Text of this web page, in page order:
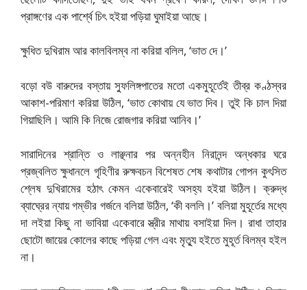
প্রাঙ্গণের এক পার্শ্বে চিৎ হইয়া পড়িয়া ঘুমাইয়া আছে।
ক্ষুধিত দুখিরাম আর কালবিলম্ব না করিয়া বলিল, ‘ভাত দে।’
বড়ো বউ বারুদের বস্তায় স্ফুলিঙ্গপাতের মতো একমুহূর্তেই তীব্র কণ্ঠস্বর
আকাশ-পরিমাণ করিয়া উঠিল, ‘ভাত কোথায় যে ভাত দিব। তুই কি চাল দিয়া
গিয়াছিলি। আমি কি নিজে রোজগার করিয়া আনিব।’
সারাদিনের শ্রান্তি ও লাঞ্ছনার পর অন্নহীন নিরানন্দ অন্ধকার ঘরে
প্রজ্বলিত ক্ষুধানলে গৃহিণীর রুক্ষবচন বিশেষত শেষ কথাটার গোপন কুৎসিত
শ্লেষ দুখিরামের হঠাৎ কেমন একেবারেই অসহ্য হইয়া উঠিল। ক্রুদ্ধ
ব্যাঘ্রের ন্যায় গম্ভীর গর্জনে বলিয়া উঠিল, ‘কী বললি।’ বলিয়া মুহূর্তের মধ্যে
দা লইয়া কিছু না ভাবিয়া একেবারে স্ত্রীর মাথায় বসাইয়া দিল। রাধা তাহার
ছোটো জায়ের কোলের কাছে পড়িয়া গেল এবং মৃত্যু হইতে মুহূর্ত বিলম্ব হইল
না।